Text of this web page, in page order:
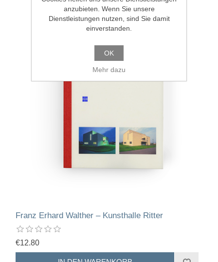
Franz Erhard Walther – Kunsthalle Ritter
€12.80
anzubieten. Wenn Sie unsere
Dienstleistungen nutzen, sind Sie damit
einverstanden.
OK
Mehr dazu